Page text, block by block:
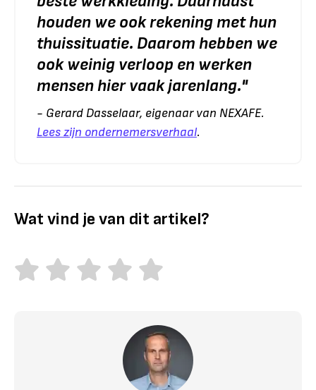
houden we ook rekening met hun
thuissituatie. Daarom hebben we
ook weinig verloop en werken
mensen hier vaak jarenlang."
- Gerard Dasselaar, eigenaar van NEXAFE.
Lees zijn ondernemersverhaal.
Wat vind je van dit artikel?